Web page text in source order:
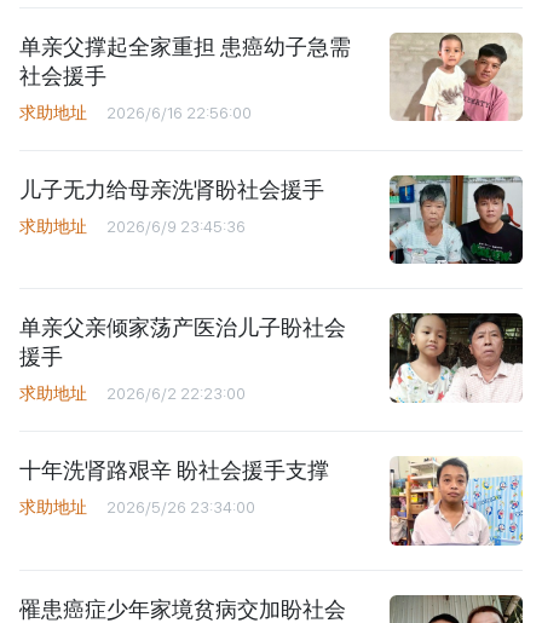
单亲父撑起全家重担 患癌幼子急需
社会援手
求助地址 2026/6/16 22:56:00
儿子无力给母亲洗肾盼社会援手
求助地址 2026/6/9 23:45:36
单亲父亲倾家荡产医治儿子盼社会
援手
求助地址 2026/6/2 22:23:00
十年洗肾路艰辛 盼社会援手支撑
求助地址 2026/5/26 23:34:00
罹患癌症少年家境贫病交加盼社会